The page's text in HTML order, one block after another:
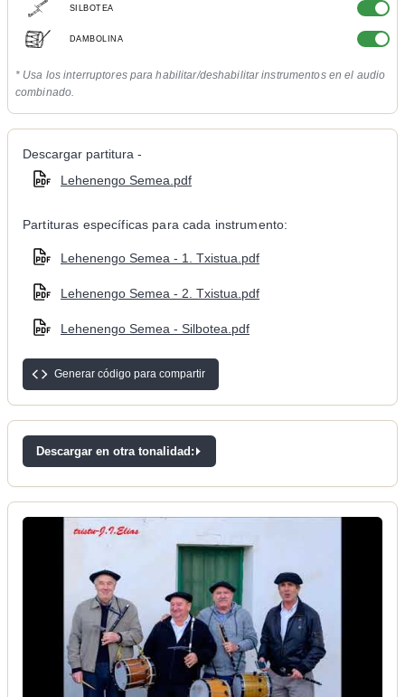
SILBOTEA
DAMBOLINA
* Usa los interruptores para habilitar/deshabilitar instrumentos en el audio
combinado.
Descargar partitura -
Lehenengo Semea.pdf
Partituras específicas para cada instrumento:
Lehenengo Semea - 1. Txistua.pdf
Lehenengo Semea - 2. Txistua.pdf
Lehenengo Semea - Silbotea.pdf
Generar código para compartir
Descargar en otra tonalidad: